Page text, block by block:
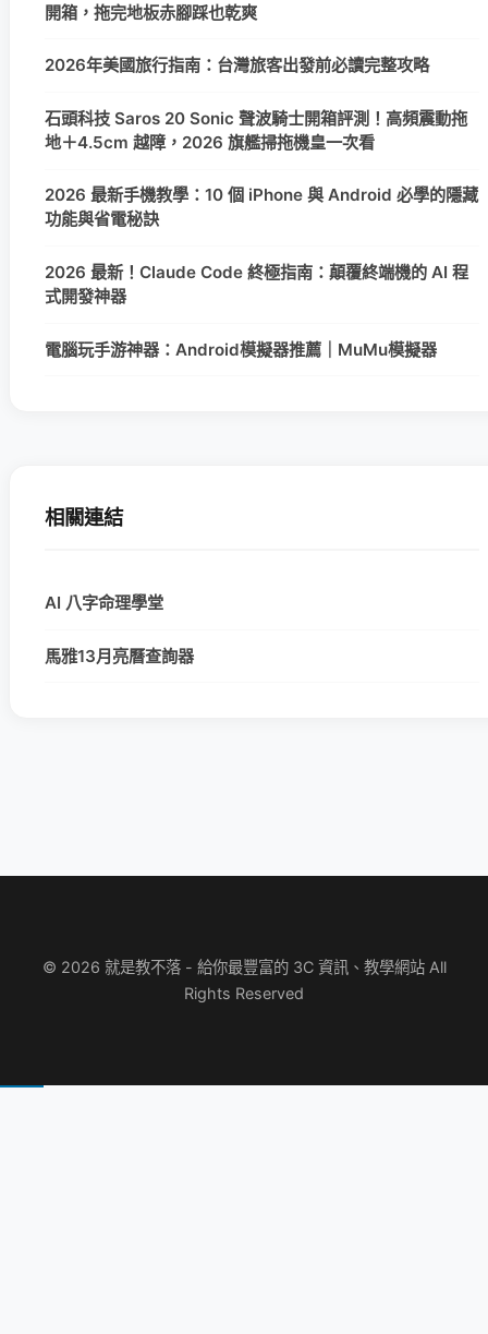
開箱，拖完地板赤腳踩也乾爽
2026年美國旅行指南：台灣旅客出發前必讀完整攻略
石頭科技 Saros 20 Sonic 聲波騎士開箱評測！高頻震動拖
地＋4.5cm 越障，2026 旗艦掃拖機皇一次看
2026 最新手機教學：10 個 iPhone 與 Android 必學的隱藏
功能與省電秘訣
2026 最新！Claude Code 終極指南：顛覆終端機的 AI 程
式開發神器
電腦玩手游神器：Android模擬器推薦｜MuMu模擬器
相關連結
AI 八字命理學堂
馬雅13月亮曆查詢器
© 2026 就是教不落 - 給你最豐富的 3C 資訊、教學網站 All
Rights Reserved